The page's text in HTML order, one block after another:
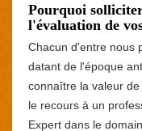
Pourquoi
l'évaluation de
Chacun d'entre nous
datant de l'époque
connaître la valeur
le recours à un
Expert dans le